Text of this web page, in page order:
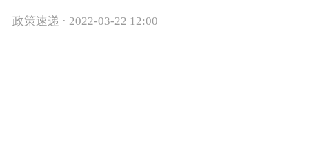
政策速递 · 2022-03-22 12:00